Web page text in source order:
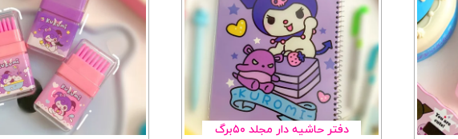
دفتر حاشیه دار مجلد ۵۰برگ